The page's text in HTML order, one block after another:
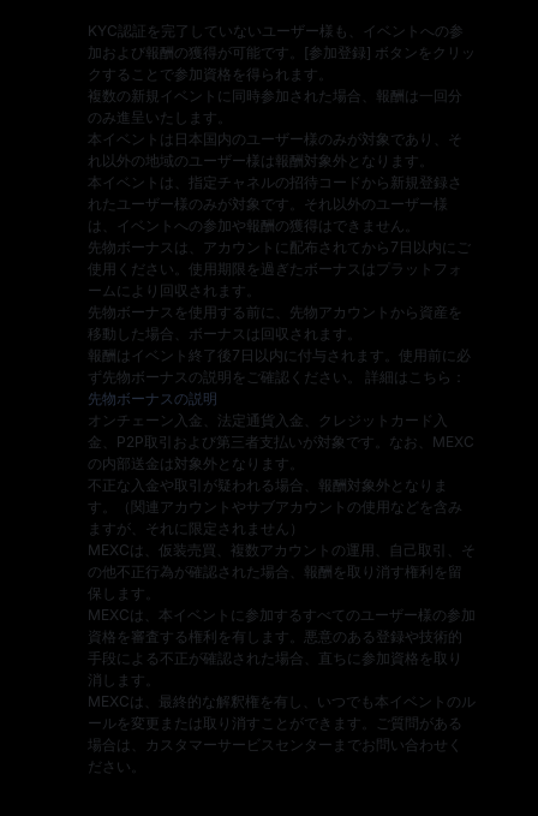
KYC認証を完了していないユーザー様も、イベントへの参
加および報酬の獲得が可能です。[参加登録] ボタンをクリッ
クすることで参加資格を得られます。
複数の新規イベントに同時参加された場合、報酬は一回分
のみ進呈いたします。
本イベントは日本国内のユーザー様のみが対象であり、そ
れ以外の地域のユーザー様は報酬対象外となります。
本イベントは、指定チャネルの招待コードから新規登録さ
れたユーザー様のみが対象です。それ以外のユーザー様
は、イベントへの参加や報酬の獲得はできません。
先物ボーナスは、アカウントに配布されてから7日以内にご
使用ください。使用期限を過ぎたボーナスはプラットフォ
ームにより回収されます。
先物ボーナスを使用する前に、先物アカウントから資産を
移動した場合、ボーナスは回収されます。
報酬はイベント終了後7日以内に付与されます。使用前に必
ず先物ボーナスの説明をご確認ください。 詳細はこちら：
先物ボーナスの説明
オンチェーン入金、法定通貨入金、クレジットカード入
金、P2P取引および第三者支払いが対象です。なお、MEXC
の内部送金は対象外となります。
不正な入金や取引が疑われる場合、報酬対象外となりま
す。（関連アカウントやサブアカウントの使用などを含み
ますが、それに限定されません）
MEXCは、仮装売買、複数アカウントの運用、自己取引、そ
の他不正行為が確認された場合、報酬を取り消す権利を留
保します。
MEXCは、本イベントに参加するすべてのユーザー様の参加
資格を審査する権利を有します。悪意のある登録や技術的
手段による不正が確認された場合、直ちに参加資格を取り
消します。
MEXCは、最終的な解釈権を有し、いつでも本イベントのル
ールを変更または取り消すことができます。ご質問がある
場合は、カスタマーサービスセンターまでお問い合わせく
ださい。